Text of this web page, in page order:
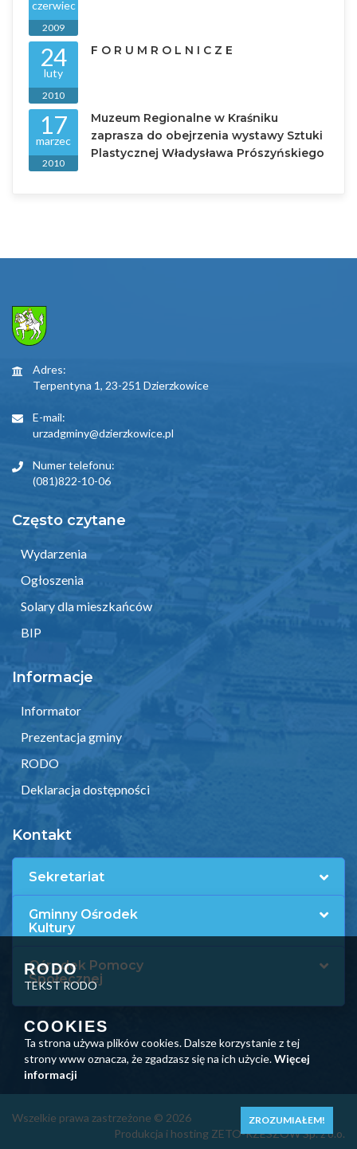
czerwiec
2009
24
luty
2010
F O R U M R O L N I C Z E
17
marzec
2010
Muzeum Regionalne w Kraśniku
zaprasza do obejrzenia wystawy Sztuki
Plastycznej Władysława Prószyńskiego
Adres:
Terpentyna 1, 23-251 Dzierzkowice
E-mail:
urzadgminy@dzierzkowice.pl
Numer telefonu:
(081)822-10-06
Często czytane
Wydarzenia
Ogłoszenia
Solary dla mieszkańców
BIP
Informacje
Informator
Prezentacja gminy
RODO
Deklaracja dostępności
Kontakt
Sekretariat
Gminny Ośrodek
Kultury
Ośrodek Pomocy
Społecznej
Wszelkie prawa zastrzeżone © 2026
Produkcja i hosting ZETO-RZESZÓW Sp. z o.o.
RODO
TEKST RODO
COOKIES
Ta strona używa plików cookies. Dalsze korzystanie z tej
strony www oznacza, że zgadzasz się na ich użycie.Więcej
informacji
ZROZUMIAŁEM!